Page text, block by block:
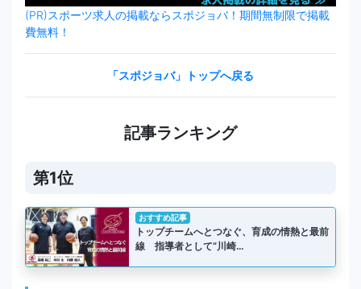
(PR)スポーツ求人の掲載ならスポジョバ！期間無制限で掲載
費無料！
「スポジョバ」トップへ戻る
記事ランキング
第1位
おすすめ記事
トップチームへとつなぐ、育成の情熱と最前
線 指導者として“川崎…